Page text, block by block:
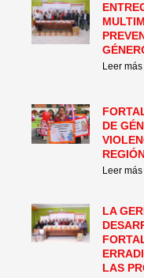
Leer más
DE
Leer más
LA
LAS